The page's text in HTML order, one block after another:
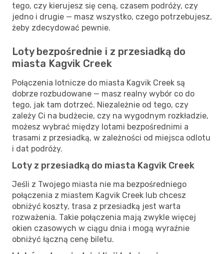
tego, czy kierujesz się ceną, czasem podróży, czy
jedno i drugie — masz wszystko, czego potrzebujesz,
żeby zdecydować pewnie.
Loty bezpośrednie i z przesiadką do
miasta Kagvik Creek
Połączenia lotnicze do miasta Kagvik Creek są
dobrze rozbudowane — masz realny wybór co do
tego, jak tam dotrzeć. Niezależnie od tego, czy
zależy Ci na budżecie, czy na wygodnym rozkładzie,
możesz wybrać między lotami bezpośrednimi a
trasami z przesiadką, w zależności od miejsca odlotu
i dat podróży.
Loty z przesiadką do miasta Kagvik Creek
Jeśli z Twojego miasta nie ma bezpośredniego
połączenia z miastem Kagvik Creek lub chcesz
obniżyć koszty, trasa z przesiadką jest warta
rozważenia. Takie połączenia mają zwykle więcej
okien czasowych w ciągu dnia i mogą wyraźnie
obniżyć łączną cenę biletu.